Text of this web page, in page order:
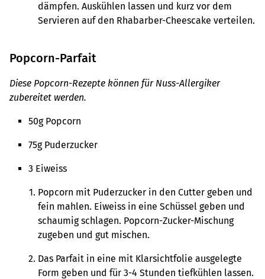
dämpfen. Auskühlen lassen und kurz vor dem
Servieren auf den Rhabarber-Cheescake verteilen.
Popcorn-Parfait
Diese Popcorn-Rezepte können für Nuss-Allergiker
zubereitet werden.
50g Popcorn
75g Puderzucker
3 Eiweiss
Popcorn mit Puderzucker in den Cutter geben und
fein mahlen. Eiweiss in eine Schüssel geben und
schaumig schlagen. Popcorn-Zucker-Mischung
zugeben und gut mischen.
Das Parfait in eine mit Klarsichtfolie ausgelegte
Form geben und für 3-4 Stunden tiefkühlen lassen.